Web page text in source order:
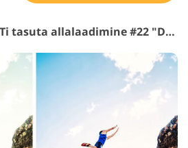
Peter McKinnoni LUTi tasuta allalaadimine #22 "Dark Shadow"